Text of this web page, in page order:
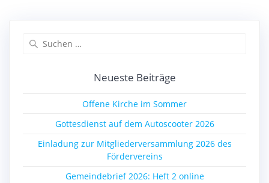
Neueste Beiträge
Offene Kirche im Sommer
Gottesdienst auf dem Autoscooter 2026
Einladung zur Mitgliederversammlung 2026 des
Fördervereins
Gemeindebrief 2026: Heft 2 online